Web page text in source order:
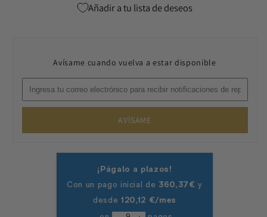
Añadir a tu lista de deseos
Avísame cuando vuelva a estar disponible
AVÍSAME